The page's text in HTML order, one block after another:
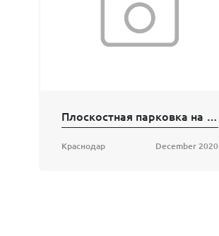
Плоскостная парковка на ул. Гимназической
Краснодар December 2020